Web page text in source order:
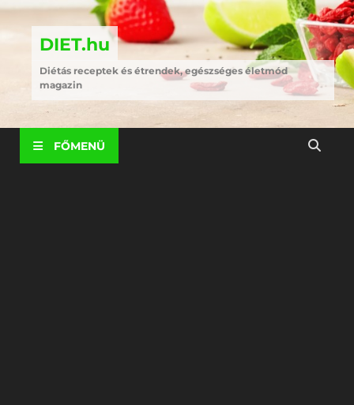
DIET.hu
Diétás receptek és étrendek, egészséges életmód
magazin
FŐMENÜ